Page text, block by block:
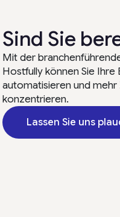
Sind Sie
Mit der
Hostfully können Sie
automatisieren und mehr
konzentrieren.
Lassen Sie uns